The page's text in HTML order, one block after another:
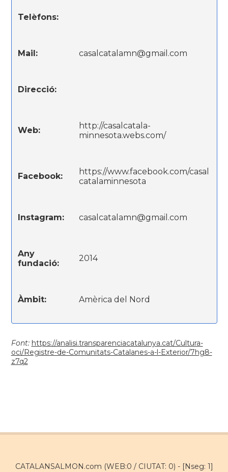
Telèfons:
Mail: casalcatalamn@gmail.com
Direcció:
Web:
http://casalcatala-
minnesota.webs.com/
Facebook:
https://www.facebook.com/casal
catalaminnesota
Instagram: casalcatalamn@gmail.com
Any
fundació:
2014
Àmbit: Amèrica del Nord
Font: https://analisi.transparenciacatalunya.cat/Cultura-
oci/Registre-de-Comunitats-Catalanes-a-l-Exterior/7hg8-
z7q2
CATALANSALMON.com (WEB:0 / CIUTAT: 0) - [Nseg: 1]